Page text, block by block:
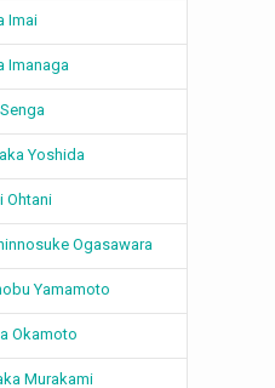
Imai
Imanaga
Yoshida
Ohtani
Ogasawara
Yamamoto
Okamoto
Murakami